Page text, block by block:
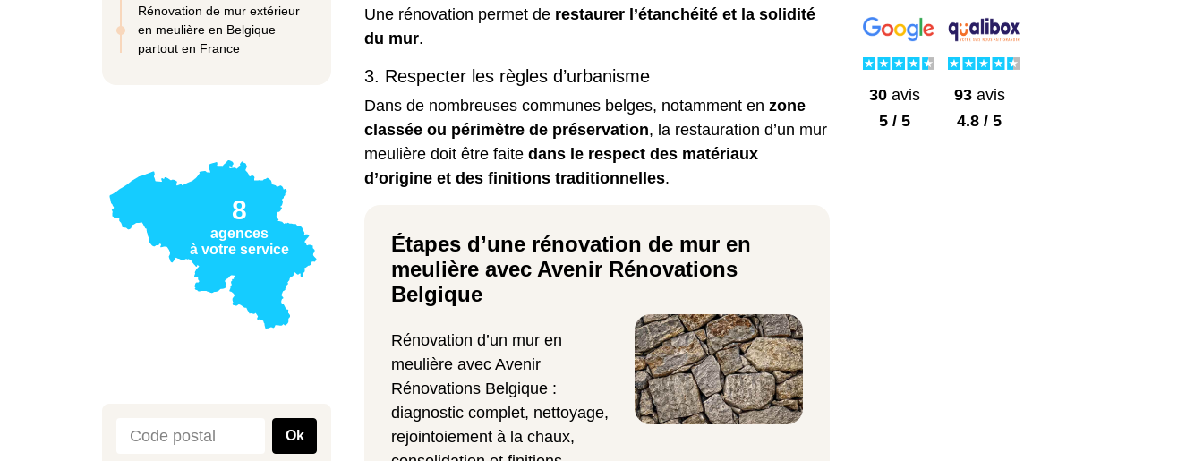
Rénovation de mur extérieur
en meulière en Belgique
partout en France
8
agences
à votre service
Ok
Une rénovation permet de restaurer l’étanchéité et la solidité
du mur.
3. Respecter les règles d’urbanisme
Dans de nombreuses communes belges, notamment en zone
classée ou périmètre de préservation, la restauration d’un mur
meulière doit être faite dans le respect des matériaux
d’origine et des finitions traditionnelles.
Étapes d’une rénovation de mur en
meulière avec Avenir Rénovations
Belgique
Rénovation d’un mur en
meulière avec Avenir
Rénovations Belgique :
diagnostic complet, nettoyage,
rejointoiement à la chaux,
30avis
5 / 5
93avis
4.8 / 5